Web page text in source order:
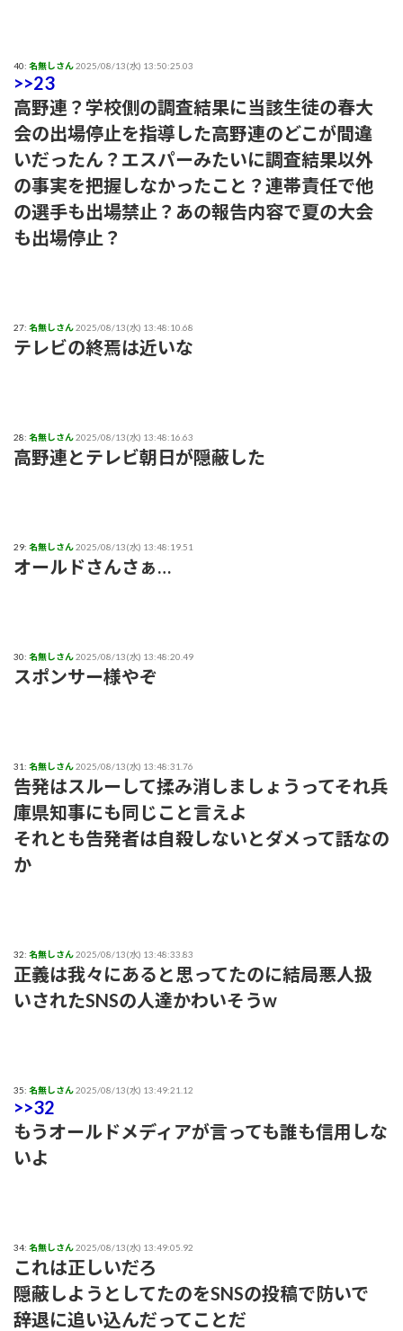
40: 名無しさん2025/08/13(水) 13:50:25.03
>>23
高野連？学校側の調査結果に当該生徒の春大
会の出場停止を指導した高野連のどこが間違
いだったん？エスパーみたいに調査結果以外
の事実を把握しなかったこと？連帯責任で他
の選手も出場禁止？あの報告内容で夏の大会
も出場停止？
27: 名無しさん2025/08/13(水) 13:48:10.68
テレビの終焉は近いな
28: 名無しさん2025/08/13(水) 13:48:16.63
高野連とテレビ朝日が隠蔽した
29: 名無しさん2025/08/13(水) 13:48:19.51
オールドさんさぁ…
30: 名無しさん2025/08/13(水) 13:48:20.49
スポンサー様やぞ
31: 名無しさん2025/08/13(水) 13:48:31.76
告発はスルーして揉み消しましょうってそれ兵
庫県知事にも同じこと言えよ
それとも告発者は自殺しないとダメって話なの
か
32: 名無しさん2025/08/13(水) 13:48:33.83
正義は我々にあると思ってたのに結局悪人扱
いされたSNSの人達かわいそうw
35: 名無しさん2025/08/13(水) 13:49:21.12
>>32
もうオールドメディアが言っても誰も信用しな
いよ
34: 名無しさん2025/08/13(水) 13:49:05.92
これは正しいだろ
隠蔽しようとしてたのをSNSの投稿で防いで
辞退に追い込んだってことだ